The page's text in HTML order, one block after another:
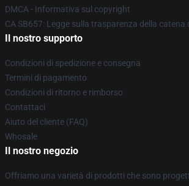
DMCA - Informativa sul copyright
CA SB657: Legge sulla trasparenza della
Il nostro supporto
Condizioni di spedizione e consegna
Termini di pagamento
Condizioni di ritorno e rimborso
Contattaci
Aiuto del cliente (FAQ)
Whosale
Il nostro negozio
Offriamo una varietà di prodotti che sono